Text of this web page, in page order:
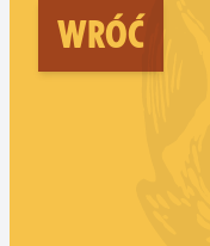
Wróć